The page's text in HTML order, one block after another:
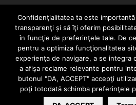
HOME CONTACT
Since 2005 | Copyright by
ENTERTAINMENT SRL
Confidenţialitatea ta este
transparenţi și să îţi oferim
în funcţie de preferinţele tale. De
pentru a optimiza funcţionalitatea
experienţa de navigare, a se integra
a afişa reclame relevante pentru
butonul "DA, ACCEPT" accepţi
poţi totodată schimba preferinţele